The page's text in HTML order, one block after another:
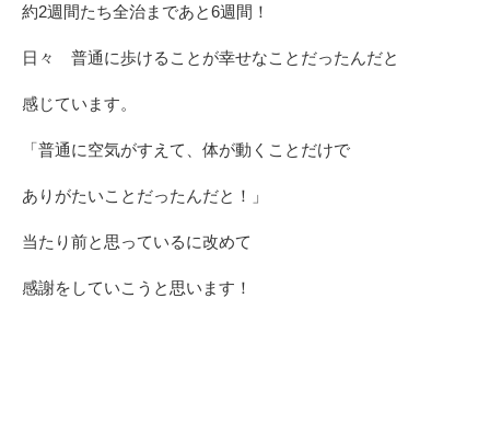
約2週間たち全治まであと6週間！
日々 普通に歩けることが幸せなことだったんだと
感じています。
「普通に空気がすえて、体が動くことだけで
ありがたいことだったんだと！」
当たり前と思っているに改めて
感謝をしていこうと思います！